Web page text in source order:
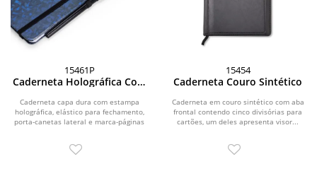
15461P
Caderneta Holográfica Com
Caderneta capa dura com estampa
holográfica, elástico para fechamento,
porta-canetas lateral e marca-páginas
15454
Caderneta Couro Sintético
Caderneta em couro sintético com aba
frontal contendo cinco divisórias para
cartões, um deles apresenta visor...